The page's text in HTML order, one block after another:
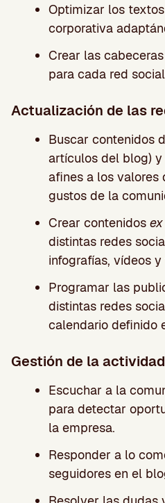
Optimizar los
corporativa
Crear las
para cada red
Actualización de las
Buscar contenidos
artículos del blog)
afines a los valores
gustos de la
Crear contenidos
distintas redes
infografías, vídeos
Programar las
distintas redes
calendario definido
Gestión de la
Escuchar a la
para detectar
la empresa.
Responder a lo
seguidores en el